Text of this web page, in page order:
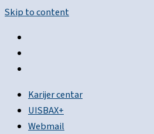
Skip to content
Karijer centar
UISBAX+
Webmail